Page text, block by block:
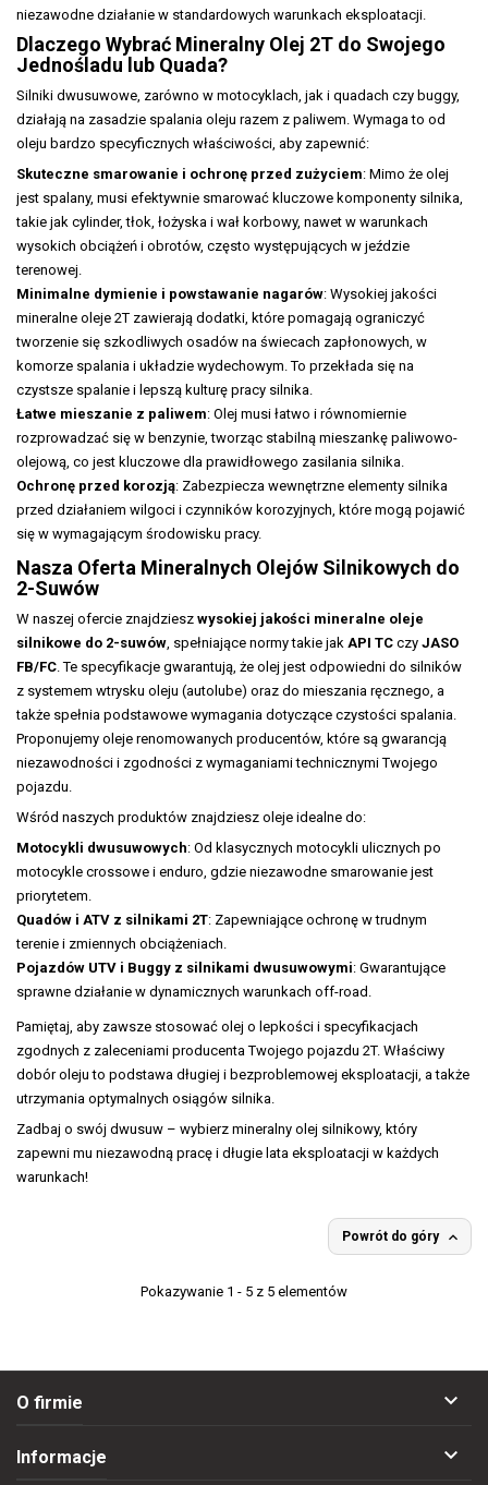
niezawodne działanie w standardowych warunkach eksploatacji.
Dlaczego Wybrać Mineralny Olej 2T do Swojego
Jednośladu lub Quada?
Silniki dwusuwowe, zarówno w motocyklach, jak i quadach czy buggy,
działają na zasadzie spalania oleju razem z paliwem. Wymaga to od
oleju bardzo specyficznych właściwości, aby zapewnić:
Skuteczne smarowanie i ochronę przed zużyciem: Mimo że olej
jest spalany, musi efektywnie smarować kluczowe komponenty silnika,
takie jak cylinder, tłok, łożyska i wał korbowy, nawet w warunkach
wysokich obciążeń i obrotów, często występujących w jeździe
terenowej.
Minimalne dymienie i powstawanie nagarów: Wysokiej jakości
mineralne oleje 2T zawierają dodatki, które pomagają ograniczyć
tworzenie się szkodliwych osadów na świecach zapłonowych, w
komorze spalania i układzie wydechowym. To przekłada się na
czystsze spalanie i lepszą kulturę pracy silnika.
Łatwe mieszanie z paliwem: Olej musi łatwo i równomiernie
rozprowadzać się w benzynie, tworząc stabilną mieszankę paliwowo-
olejową, co jest kluczowe dla prawidłowego zasilania silnika.
Ochronę przed korozją: Zabezpiecza wewnętrzne elementy silnika
przed działaniem wilgoci i czynników korozyjnych, które mogą pojawić
się w wymagającym środowisku pracy.
Nasza Oferta Mineralnych Olejów Silnikowych do
2-Suwów
W naszej ofercie znajdziesz wysokiej jakości mineralne oleje
silnikowe do 2-suwów, spełniające normy takie jak API TC czy JASO
FB/FC. Te specyfikacje gwarantują, że olej jest odpowiedni do silników
z systemem wtrysku oleju (autolube) oraz do mieszania ręcznego, a
także spełnia podstawowe wymagania dotyczące czystości spalania.
Proponujemy oleje renomowanych producentów, które są gwarancją
niezawodności i zgodności z wymaganiami technicznymi Twojego
pojazdu.
Wśród naszych produktów znajdziesz oleje idealne do:
Motocykli dwusuwowych: Od klasycznych motocykli ulicznych po
motocykle crossowe i enduro, gdzie niezawodne smarowanie jest
priorytetem.
Quadów i ATV z silnikami 2T: Zapewniające ochronę w trudnym
terenie i zmiennych obciążeniach.
Pojazdów UTV i Buggy z silnikami dwusuwowymi: Gwarantujące
sprawne działanie w dynamicznych warunkach off-road.
Pamiętaj, aby zawsze stosować olej o lepkości i specyfikacjach
zgodnych z zaleceniami producenta Twojego pojazdu 2T. Właściwy
dobór oleju to podstawa długiej i bezproblemowej eksploatacji, a także
utrzymania optymalnych osiągów silnika.
Zadbaj o swój dwusuw – wybierz mineralny olej silnikowy, który
zapewni mu niezawodną pracę i długie lata eksploatacji w każdych
warunkach!
Powrót do góry 
Pokazywanie 1 - 5 z 5 elementów
O firmie 
Informacje 